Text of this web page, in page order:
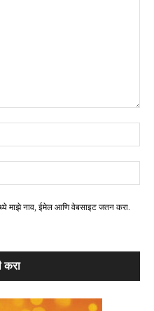
माझे नाव, ईमेल आणि वेबसाइट जतन करा.